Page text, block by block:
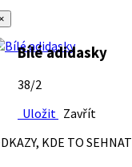
Bílé adidasky
38/2
Uložit Zavřít
KDE TO SEHNAT